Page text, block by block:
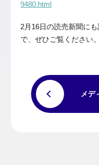
9480.html
2月16日の読売新聞に
で、ぜひご覧ください。
メデ